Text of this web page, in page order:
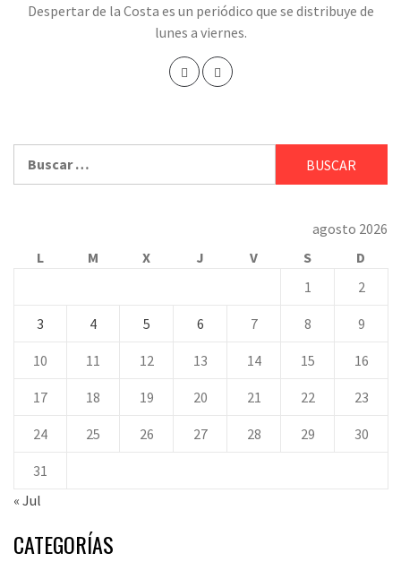
Despertar de la Costa es un periódico que se distribuye de
lunes a viernes.
agosto 2026
L
M X J V S
D
1
2
3 4 5 6 7 8 9
10 11 12 13 14 15 16
17 18 19 20 21 22 23
24 25 26 27 28 29 30
31
« Jul
CATEGORÍAS